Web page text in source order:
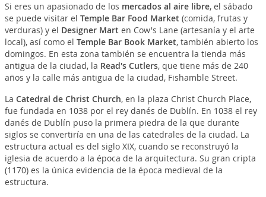
Si eres un apasionado de los mercados al aire libre, el sábado
se puede visitar el Temple Bar Food Market (comida, frutas y
verduras) y el Designer Mart en Cow's Lane (artesanía y el arte
local), así como el Temple Bar Book Market, también abierto los
domingos. En esta zona también se encuentra la tienda más
antigua de la ciudad, la Read's Cutlers, que tiene más de 240
años y la calle más antigua de la ciudad, Fishamble Street.
La Catedral de Christ Church, en la plaza Christ Church Place,
fue fundada en 1038 por el rey danés de Dublín. En 1038 el rey
danés de Dublín puso la primera piedra de la que durante
siglos se convertiría en una de las catedrales de la ciudad. La
estructura actual es del siglo XIX, cuando se reconstruyó la
iglesia de acuerdo a la época de la arquitectura. Su gran cripta
(1170) es la única evidencia de la época medieval de la
estructura.